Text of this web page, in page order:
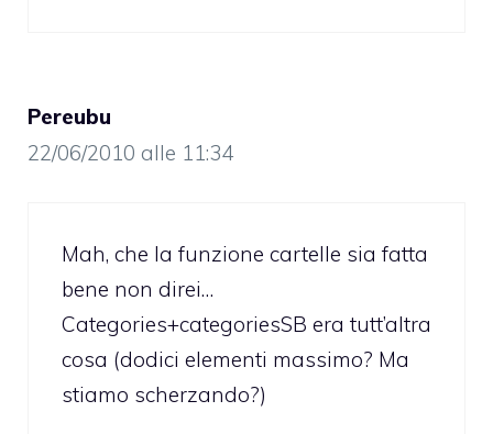
Pereubu
22/06/2010 alle 11:34
Mah, che la funzione cartelle sia fatta
bene non direi…
Categories+categoriesSB era tutt’altra
cosa (dodici elementi massimo? Ma
stiamo scherzando?)